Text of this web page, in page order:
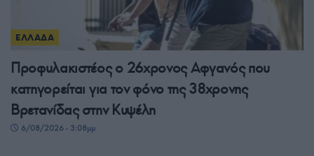
ΕΛΛΑΔΑ
Προφυλακιστέος ο 26χρονος Αφγανός που
κατηγορείται για τον φόνο της 38χρονης
Βρετανίδας στην Κυψέλη
6/08/2026 - 3:08μμ